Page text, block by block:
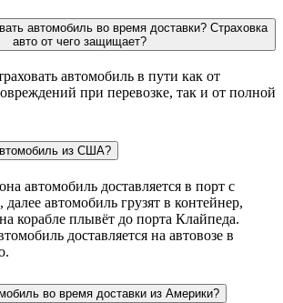
автомобиль во время доставки? Страховка
авто от чего защищает?
автомобиль в пути как от
при перевозке, так и от полной
из США?
автомобиль доставляется в порт с
автомобиль грузят в контейнер,
корабле плывёт до порта Клайпеда.
доставляется на автовозе в
во время доставки из Америки?